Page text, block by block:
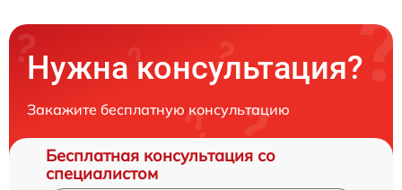
Нужна консультация?
Закажите бесплатную консультацию
Бесплатная консультация со
специалистом